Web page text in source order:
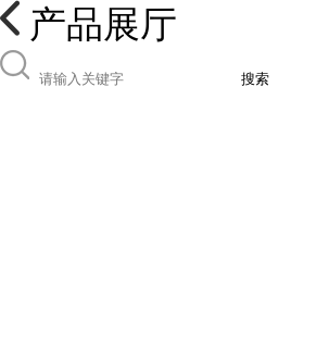
产品展厅
搜索